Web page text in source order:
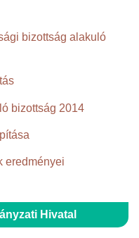
Hivatal
bizottság alakuló
bizottság 2014
eredményei